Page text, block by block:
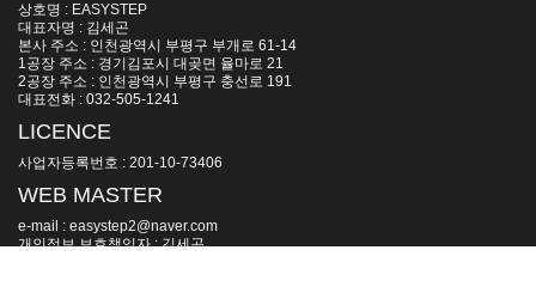
상호명 : EASYSTEP
대표자명 : 김세곤
본사 주소 : 인천광역시 부평구 부개로 61-14
1공장 주소 : 경기김포시 대곶면 율마로 21
2공장 주소 : 인천광역시 부평구 충선로 191
대표전화 : 032-505-1241
LICENCE
사업자등록번호 : 201-10-73406
WEB MASTER
e-mail : easystep2@naver.com
개인정보 보호책임자 : 김세곤